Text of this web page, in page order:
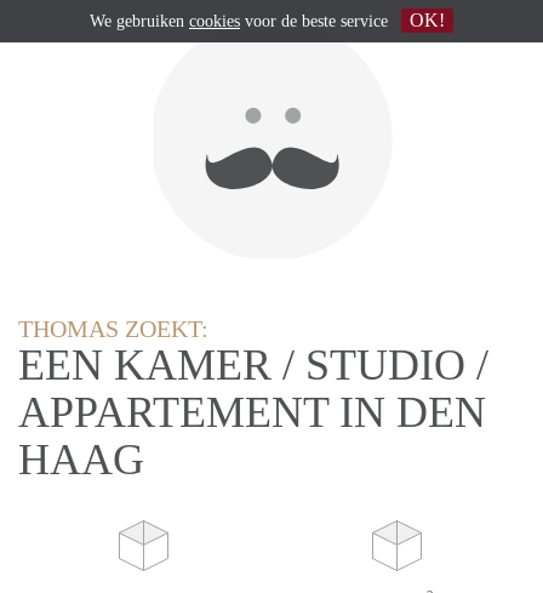
THOMAS ZOEKT:
EEN KAMER / STUDIO /
APPARTEMENT IN DEN
HAAG
We gebruiken cookies voor de beste service OK!